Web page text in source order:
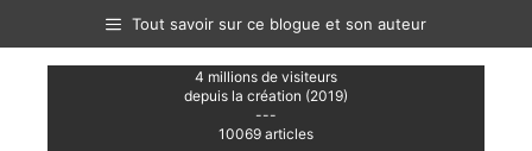
contenu
Tout savoir sur ce blogue et son auteur
4 millions de visiteurs
depuis la création (2019)
---
10069 articles